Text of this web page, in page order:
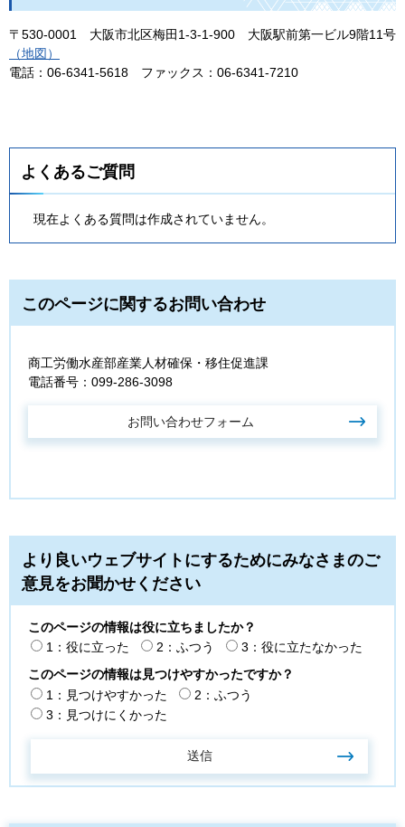
〒530-0001 大阪市北区梅田1-3-1-900 大阪駅前第一ビル9階11号
（地図）
電話：06-6341-5618
フ ァックス：06-6341-7210
よくあるご質問
現在よくある質問は作成されていません。
このページに関するお問い合わせ
商工労働水産部産業人材確保・移住促進課
電話番号：099-286-3098
より良いウェブサイトにするためにみなさまのご
意見をお聞かせください
このページの情報は役に立ちましたか？
1：役に立った
2：ふつう
3：役に立たなかった
このページの情報は見つけやすかったですか？
1：見つけやすかった
2：ふつう
3：見つけにくかった